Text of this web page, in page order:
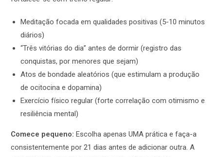
Meditação focada em qualidades positivas (5-10 minutos
diários)
“Três vitórias do dia” antes de dormir (registro das
conquistas, por menores que sejam)
Atos de bondade aleatórios (que estimulam a produção
de ocitocina e dopamina)
Exercício físico regular (forte correlação com otimismo e
resiliência mental)
Comece pequeno: Escolha apenas UMA prática e faça-a
consistentemente por 21 dias antes de adicionar outra. A